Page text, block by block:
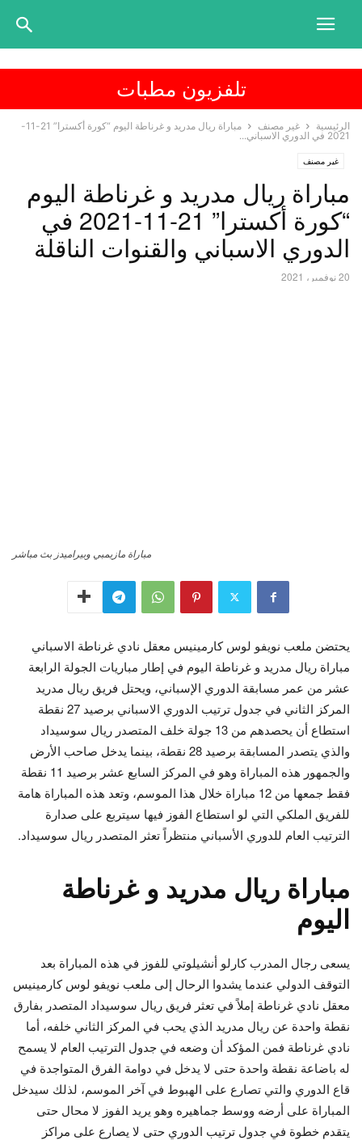
تلفزيون مطبات
الرئيسية غير مصنف
مباراة ريال مدريد و غرناطة اليوم “كورة أكسترا” 21-11-
2021 في الدوري الاسباني...
غير مصنف
مباراة ريال مدريد و غرناطة اليوم
“كورة أكسترا” 21-11-2021 في
الدوري الاسباني والقنوات الناقلة
20 نوفمبر، 2021
مباراة مازيمبي وبيراميدز بث مباشر
يحتضن ملعب نويفو لوس كارمينيس معقل نادي غرناطة الاسباني
مباراة ريال مدريد و غرناطة اليوم في إطار مباريات الجولة الرابعة
عشر من عمر مسابقة الدوري الإسباني، ويحتل فريق ريال مدريد
المركز الثاني في جدول ترتيب الدوري الاسباني برصيد 27 نقطة
استطاع أن يحصدهم من 13 جولة خلف المتصدر ريال سوسيداد
والذي يتصدر المسابقة برصيد 28 نقطة، بينما يدخل صاحب الأرض
والجمهور هذه المباراة وهو في المركز السابع عشر برصيد 11 نقطة
فقط جمعها من 12 مباراة خلال هذا الموسم، وتعد هذه المباراة هامة
للفريق الملكي التي لو استطاع الفوز فيها سيتربع على صدارة
الترتيب العام للدوري الأسباني منتظراً تعثر المتصدر ريال سوسيداد.
مباراة ريال مدريد و غرناطة
اليوم
يسعى رجال المدرب كارلو أنشيلوتي للفوز في هذه المباراة بعد
التوقف الدولي عندما يشدوا الرحال إلى ملعب نويفو لوس كارمينيس
معقل نادي غرناطة إملاً في تعثر فريق ريال سوسيداد المتصدر بفارق
نقطة واحدة عن ريال مدريد الذي يحب في المركز الثاني خلفه، أما
نادي غرناطة فمن المؤكد أن وضعه في جدول الترتيب العام لا يسمح
له باضاعة نقطة واحدة حتى لا يدخل في دوامة الفرق المتواجدة في
قاع الدوري والتي تصارع على الهبوط في آخر الموسم، لذلك سيدخل
المباراة على أرضه ووسط جماهيره وهو يريد الفوز لا محال حتى
يتقدم خطوة في جدول ترتيب الدوري حتى لا يصارع على مراكز